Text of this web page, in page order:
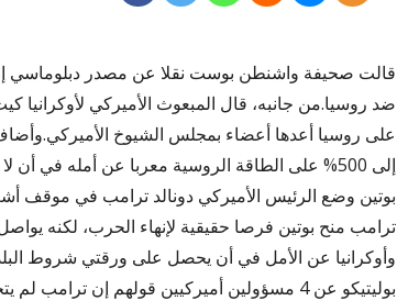
قالت صحيفة واشنطن بوست نقلا عن مصدر دبلوماسي إن
ضد روسيا.من جانبه، قال المبعوث الأميركي
على روسيا أعدها أعضاء بمجلس الشيوخ
إلى 500% على الطاقة الروسية معربا عن أمله في
بوتين وضع الرئيس الأميركي دونالد ترامب في موقف
ترامب منح بوتين فرصا حقيقية لإنهاء الحرب، لكنه
وأوكرانيا عن الأمل في أن يحصل على ورقتي شروط
بوليتيكو عن 4 مسؤولين أميركيين قولهم إن